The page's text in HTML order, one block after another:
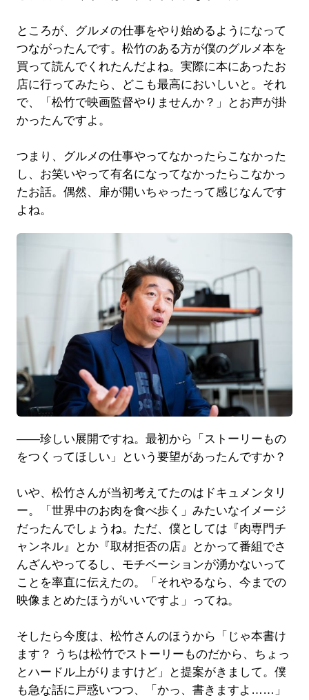
ところが、グルメの仕事をやり始めるようになって
つながったんです。松竹のある方が僕のグルメ本を
買って読んでくれたんだよね。実際に本にあったお
店に行ってみたら、どこも最高においしいと。それ
で、「松竹で映画監督やりませんか？」とお声が掛
かったんですよ。
つまり、グルメの仕事やってなかったらこなかった
し、お笑いやって有名になってなかったらこなかっ
たお話。偶然、扉が開いちゃったって感じなんです
よね。
――珍しい展開ですね。最初から「ストーリーもの
をつくってほしい」という要望があったんですか？
いや、松竹さんが当初考えてたのはドキュメンタリ
ー。「世界中のお肉を食べ歩く」みたいなイメージ
だったんでしょうね。ただ、僕としては『肉専門チ
ャンネル』とか『取材拒否の店』とかって番組でさ
んざんやってるし、モチベーションが湧かないって
ことを率直に伝えたの。「それやるなら、今までの
映像まとめたほうがいいですよ」ってね。
そしたら今度は、松竹さんのほうから「じゃ本書け
ます？ うちは松竹でストーリーものだから、ちょっ
とハードル上がりますけど」と提案がきまして。僕
も急な話に戸惑いつつ、「かっ、書きますよ……」